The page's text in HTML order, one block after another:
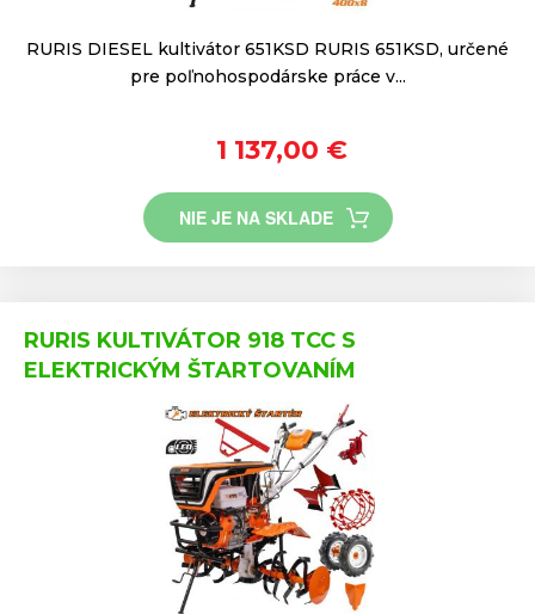
RURIS DIESEL kultivátor 651KSD RURIS 651KSD, určené
pre poľnohospodárske práce v...
1 137,00 €
NIE JE NA SKLADE
RURIS KULTIVÁTOR 918 TCC S
ELEKTRICKÝM ŠTARTOVANÍM